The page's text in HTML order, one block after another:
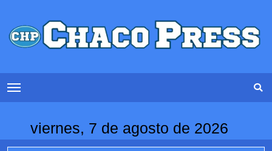
viernes, 7 de agosto de 2026